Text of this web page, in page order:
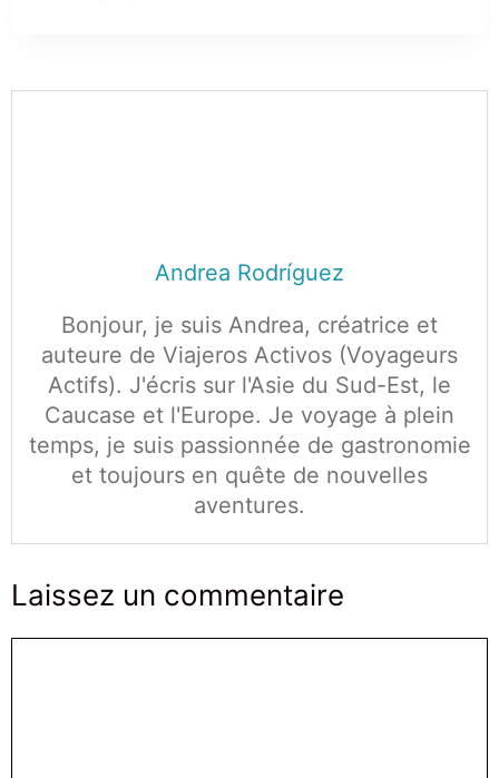
Andrea Rodríguez
Bonjour, je suis Andrea, créatrice et
auteure de Viajeros Activos (Voyageurs
Actifs). J'écris sur l'Asie du Sud-Est, le
Caucase et l'Europe. Je voyage à plein
temps, je suis passionnée de gastronomie
et toujours en quête de nouvelles
aventures.
Laissez un commentaire